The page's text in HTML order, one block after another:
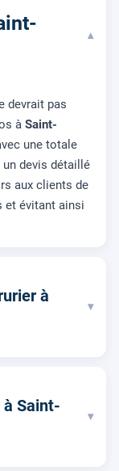
▾
devrait pas
à Saint-
une totale
devis détaillé
aux clients de
et évitant ainsi
à
▾
Saint-
▾